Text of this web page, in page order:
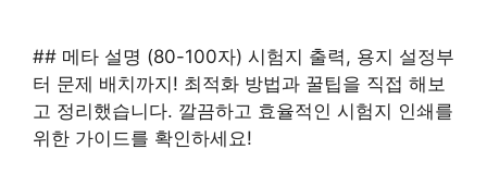
## 메타 설명 (80-100자) 시험지 출력, 용지 설정부
터 문제 배치까지! 최적화 방법과 꿀팁을 직접 해보
고 정리했습니다. 깔끔하고 효율적인 시험지 인쇄를
위한 가이드를 확인하세요!